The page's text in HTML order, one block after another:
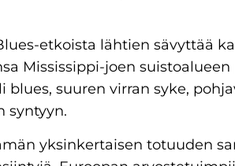
etkoista lähtien sävyttää
Mississippi-joen
blues, suuren virran syke,
syntyyn.
yksinkertaisen totuuden